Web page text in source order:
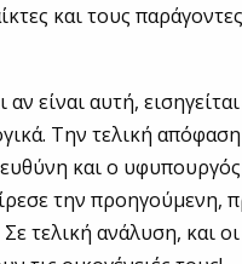
και τους
είναι αυτή,
Την τελική
και ο
την προηγούμενη,
τελική ανάλυση, και